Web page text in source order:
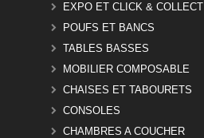
EXPO ET CLICK & COLLECT
POUFS ET BANCS
TABLES BASSES
MOBILIER COMPOSABLE
CHAISES ET TABOURETS
CONSOLES
CHAMBRES A COUCHER